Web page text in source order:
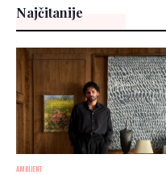
Najčitanije
AMBIJENT